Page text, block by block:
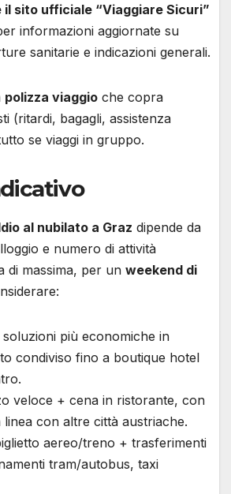
sito ufficiale “Viaggiare Sicuri”
informazioni aggiornate su
sanitarie e indicazioni generali.
polizza viaggio che copra
(ritardi, bagagli, assistenza
se viaggi in gruppo.
al nubilato a Graz dipende da
e numero di attività
di massima, per un weekend di
soluzioni più economiche in
condiviso fino a boutique hotel
veloce + cena in ristorante, con
linea con altre città austriache.
aereo/treno + trasferimenti
tram/autobus, taxi